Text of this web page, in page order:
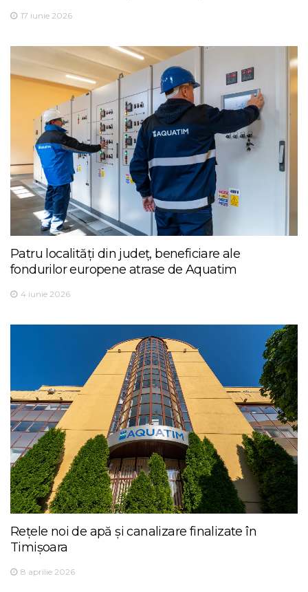
17 iunie 2026
Patru localități din județ, beneficiare ale
fondurilor europene atrase de Aquatim
4 iunie 2026
Rețele noi de apă și canalizare finalizate în
Timișoara
8 aprilie 2026